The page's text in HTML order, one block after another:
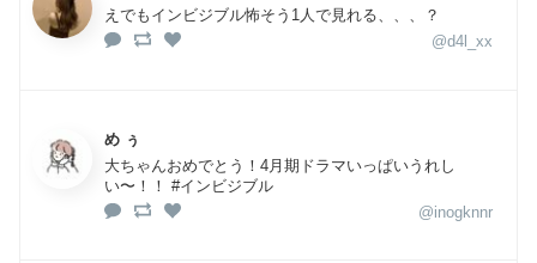
えでもインビジブル怖そう1人で見れる、、、？
@d4l_xx
め ぅ
大ちゃんおめでとう！4月期ドラマいっぱいうれし
い〜！！ #インビジブル
@inogknnr